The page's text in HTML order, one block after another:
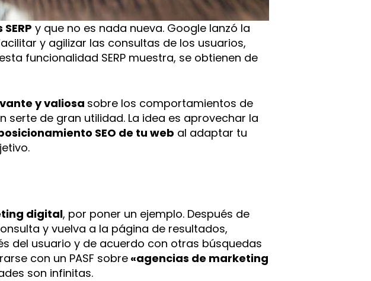
y que no es nada nueva. Google lanzó la
y agilizar las consultas de los usuarios,
funcionalidad SERP muestra, se obtienen de
y valiosa sobre los comportamientos de
serte de gran utilidad. La idea es aprovechar la
SEO de tu web al adaptar tu
digital, por poner un ejemplo. Después de
y vuelva a la página de resultados,
del usuario y de acuerdo con otras búsquedas
con un PASF sobre «agencias de marketing
son infinitas.